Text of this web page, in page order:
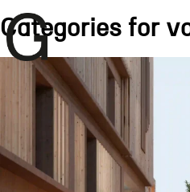
Categories for